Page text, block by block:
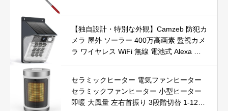
【独自設計・特別な外観】Camzeb 防犯カ
メラ 屋外 ソーラー 400万高画素 監視カメ
ラ ワイヤレス WiFi 無線 電池式 Alexa 赤
録画 IP66防水 遠隔操作
セラミックヒーター 電気ファンヒーター
セラミックファンヒーター 小型ヒーター
即暖 大風量 左右首振り 3段階切替 1-12時